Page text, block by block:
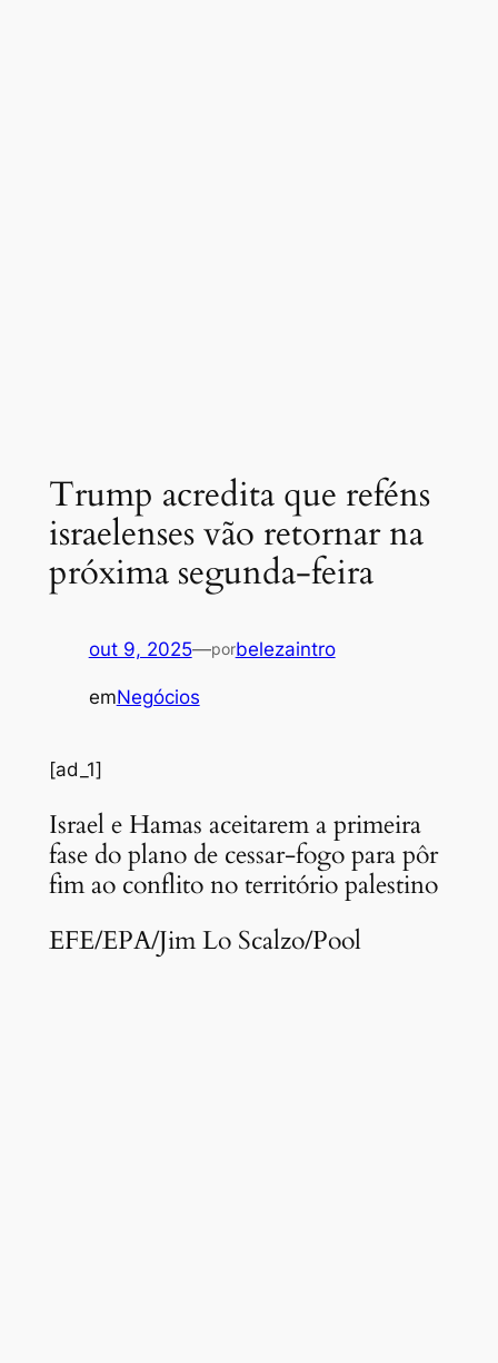
Trump acredita que reféns
israelenses vão retornar na
próxima segunda-feira
out 9, 2025—porbelezaintro
emNegócios
[ad_1]
Israel e Hamas aceitarem a primeira
fase do plano de cessar-fogo para pôr
fim ao conflito no território palestino
EFE/EPA/Jim Lo Scalzo/Pool